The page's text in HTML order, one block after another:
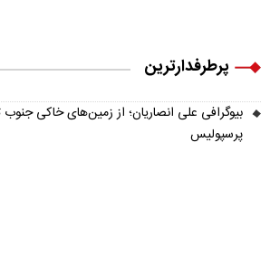
پرطرفدارترین
بیوگرافی علی انصاریان؛ از زمین‌های خاکی جنوب
پرسپولیس